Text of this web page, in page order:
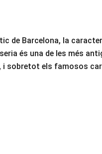
de Barcelona, la
és una de les més
i sobretot els famosos